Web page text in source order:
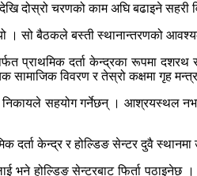
दोस्रो चरणको काम अघि बढाइने
। सो बैठकले बस्ती स्थानान्तरणको
प्राथमिक दर्ता केन्द्रका रूपमा
विवरण र तेस्रो कक्षमा गृह
सहयोग गर्नेछन् । आश्रयस्थल
दर्ता केन्द्र र होल्डिङ सेन्टर दुवै
होल्डिङ सेन्टरबाट फिर्ता पठाइनेछ